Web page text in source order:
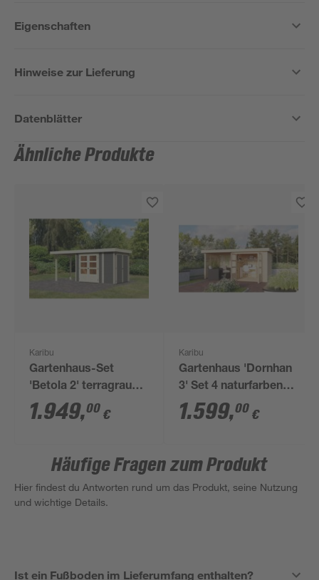
Eigenschaften
Hinweise zur Lieferung
Datenblätter
Ähnliche Produkte
Karibu
Gartenhaus-Set
'Betola 2' terragrau
mit Schrank,
Anbaudach und Breite
1.949,00 €
Karibu
Gartenhaus 'Dornhan
3' Set 4 naturfarben
466 x 217 x 211 cm
1.599,00 €
Häufige Fragen zum Produkt
Hier findest du Antworten rund um das Produkt, seine Nutzung
und wichtige Details.
Ist ein Fußboden im Lieferumfang enthalten?